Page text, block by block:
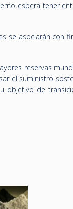
espera tener
se asociarán con
reservas
el suministro
objetivo de